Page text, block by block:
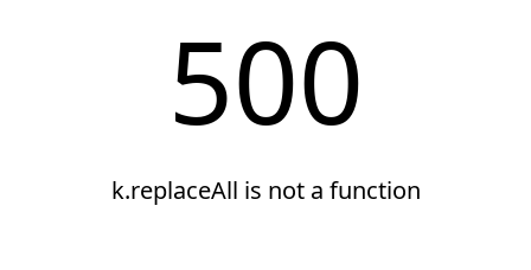
500
k.replaceAll is not a function